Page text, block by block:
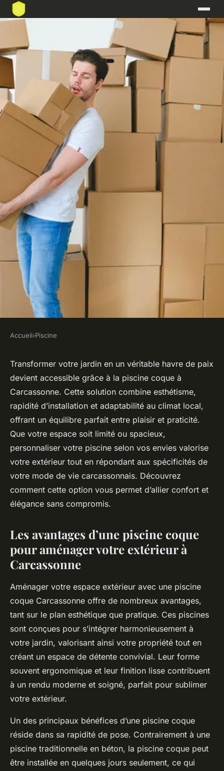
Aménagez votre extérieur
grâce à une piscine coque à
carcassonne !
Salomé •7 novembre 2025•7 min de lecture
Accueil›Piscine
Transformer votre jardin en un véritable havre de paix
devient accessible grâce à la piscine coque à
Carcassonne. Cette solution combine esthétisme,
rapidité d’installation et adaptabilité au climat local,
offrant un équilibre parfait entre plaisir et praticité.
Que votre espace soit limité ou spacieux,
personnaliser votre piscine selon vos envies valorise
votre extérieur tout en répondant aux spécificités de
votre mode de vie carcassonnais. Découvrez
comment cette option vous permet d’allier confort et
élégance sans compromis.
Les avantages d’une piscine coque
pour aménager votre extérieur à
Carcassonne
Aménager votre espace extérieur avec une piscine
coque Carcassonne offre de nombreux avantages,
tant sur le plan esthétique que pratique. Ces piscines
sont conçues pour s’intégrer harmonieusement à
votre jardin, valorisant ainsi votre propriété tout en
créant un espace de détente convivial. Leur forme
souvent ergonomique et leur finition lisse contribuent
à un rendu moderne et soigné, parfait pour sublimer
votre extérieur.
Un des principaux bénéfices d’une piscine coque
réside dans sa rapidité de pose. Contrairement à une
piscine traditionnelle en béton, la piscine coque peut
être installée en quelques jours seulement, ce qui